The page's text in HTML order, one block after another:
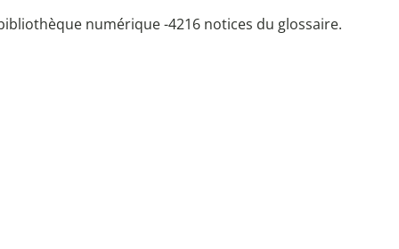
numérique -4216 notices du glossaire.